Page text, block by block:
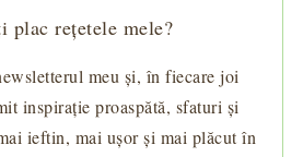
plac rețetele mele?
meu și, în fiecare joi
inspirație proaspătă, sfaturi și
ieftin, mai ușor și mai plăcut în